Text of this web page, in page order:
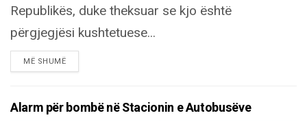
Republikës, duke theksuar se kjo është
përgjegjësi kushtetuese...
MË SHUMËDETAILS
Alarm për bombë në Stacionin e Autobusëve